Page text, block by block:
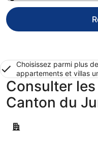
Choisissez parmi plus
appartements et villas
Consulter
Canton du
Porrentruy